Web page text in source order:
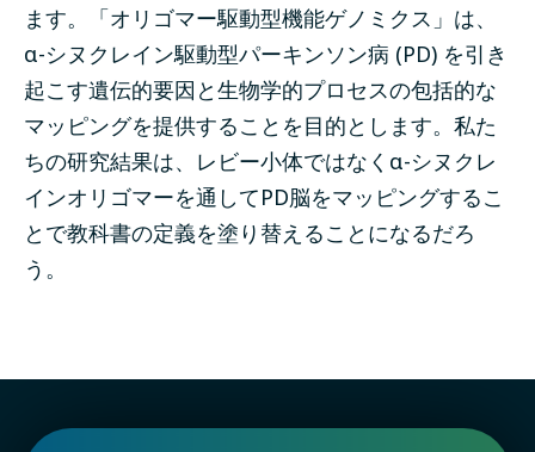
ます。「オリゴマー駆動型機能ゲノミクス」は、
α-シヌクレイン駆動型パーキンソン病 (PD) を引き
起こす遺伝的要因と生物学的プロセスの包括的な
マッピングを提供することを目的とします。私た
ちの研究結果は、レビー小体ではなくα-シヌクレ
インオリゴマーを通してPD脳をマッピングするこ
とで教科書の定義を塗り替えることになるだろ
う。